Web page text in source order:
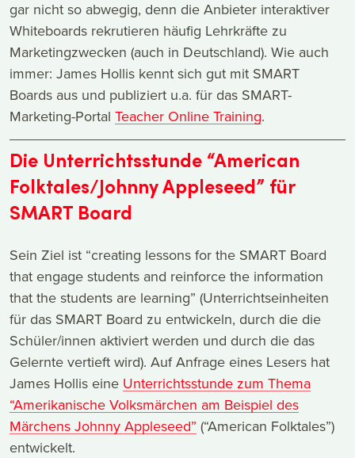
gar nicht so abwegig, denn die Anbieter interaktiver
Whiteboards rekrutieren häufig Lehrkräfte zu
Marketingzwecken (auch in Deutschland). Wie auch
immer: James Hollis kennt sich gut mit SMART
Boards aus und publiziert u.a. für das SMART-
Marketing-Portal Teacher Online Training.
Die Unterrichtsstunde “American
Folktales/Johnny Appleseed” für
SMART Board
Sein Ziel ist “creating lessons for the SMART Board
that engage students and reinforce the information
that the students are learning” (Unterrichtseinheiten
für das SMART Board zu entwickeln, durch die die
Schüler/innen aktiviert werden und durch die das
Gelernte vertieft wird). Auf Anfrage eines Lesers hat
James Hollis eine Unterrichtsstunde zum Thema
“Amerikanische Volksmärchen am Beispiel des
Märchens Johnny Appleseed” (“American Folktales”)
entwickelt.